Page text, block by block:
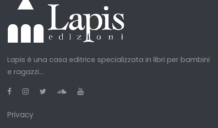
Lapis è una casa editrice specializzata in libri per bambini
e ragazzi...
Privacy